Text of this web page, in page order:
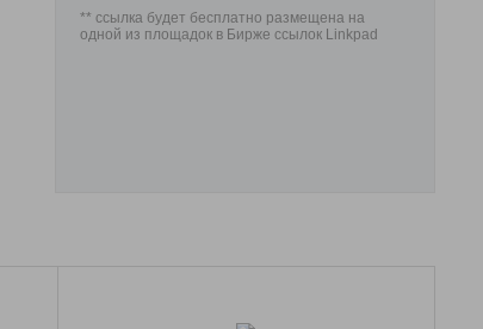
** ссылка будет бесплатно размещена на
одной из площадок в Бирже ссылок Linkpad